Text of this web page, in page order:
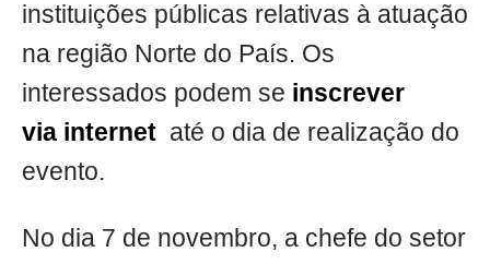
instituições públicas relativas à atuação
na região Norte do País. Os
interessados podem se inscrever
via internet até o dia de realização do
evento.
No dia 7 de novembro, a chefe do setor